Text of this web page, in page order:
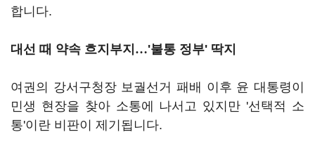
합니다.
대선 때 약속 흐지부지 …'불통 정부' 딱지
여권의 강서구청장 보궐선거 패배 이후 윤 대통령이
민생 현장을 찾아 소통에 나서고 있지만 '선택적 소
통'이란 비판이 제기됩니다.